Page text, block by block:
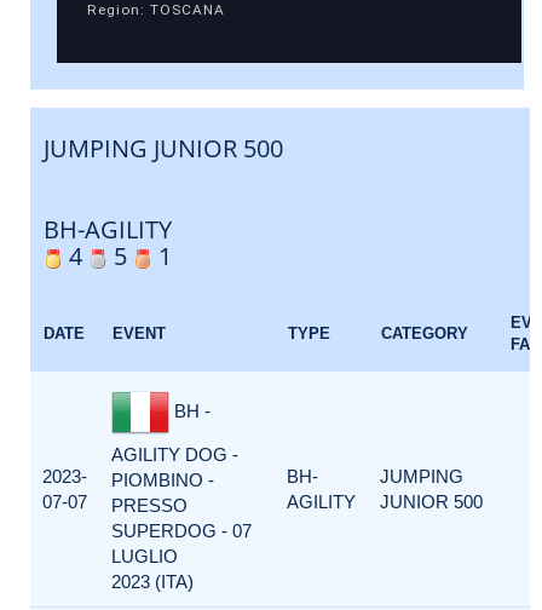
Region: TOSCANA
JUMPING JUNIOR 500
BH-AGILITY
4
5 1
DATE EVENT TYPE CATEGORY
2023-
07-07
BH -
AGILITY DOG -
PIOMBINO -
PRESSO
SUPERDOG - 07
LUGLIO
2023 (ITA)
BH-
AGILITY
JUMPING
JUNIOR 500